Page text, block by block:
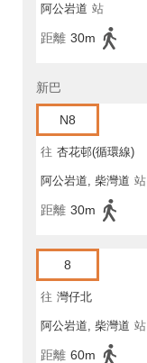
阿公岩道 站
距離 30m
新巴
N8
往 杏花邨(循環線)
阿公岩道, 柴灣道 站
距離 30m
8
往 灣仔北
阿公岩道, 柴灣道 站
距離 60m